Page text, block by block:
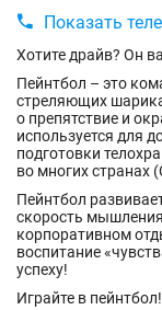
 Показать
Хотите драйв? Он
Пейнтбол – это
стреляющих
о препятствие и
используется для
подготовки
во многих странах
Пейнтбол
скорость
корпоративном
воспитание
успеху!
Играйте в пейнтбол!